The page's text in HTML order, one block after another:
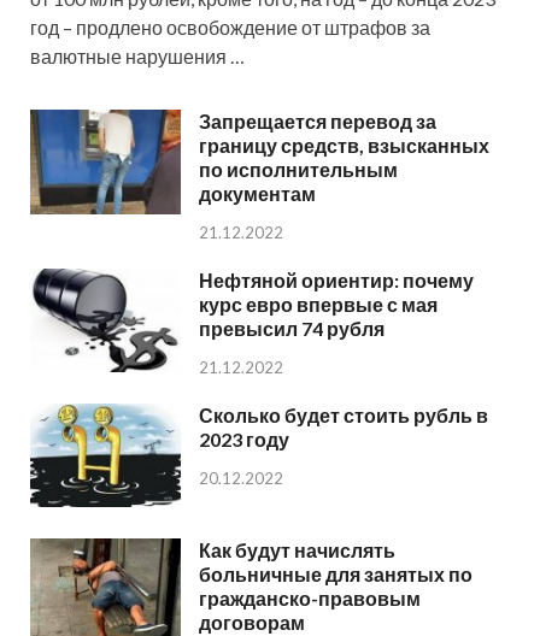
год – продлено освобождение от штрафов за
валютные нарушения …
Запрещается перевод за
границу средств, взысканных
по исполнительным
документам
21.12.2022
Нефтяной ориентир: почему
курс евро впервые с мая
превысил 74 рубля
21.12.2022
Сколько будет стоить рубль в
2023 году
20.12.2022
Как будут начислять
больничные для занятых по
гражданско-правовым
договорам